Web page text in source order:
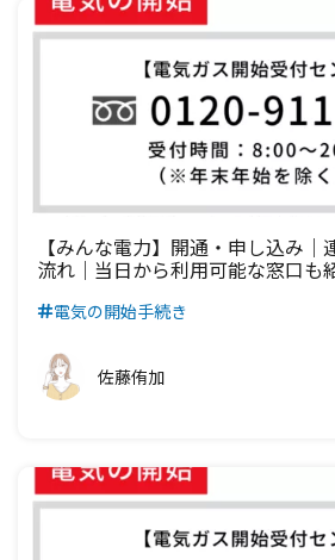
【みんな電力】開通・申し込み
流れ｜当日から利用可能な窓口も
電気の開始手続き
佐藤侑加